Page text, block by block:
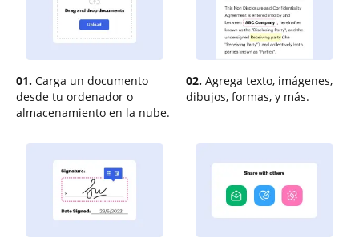
01. Carga un documento
desde tu ordenador o
almacenamiento en la nube.
02. Agrega texto, imágenes,
dibujos, formas, y más.